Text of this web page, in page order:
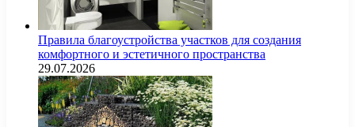
Правила благоустройства участков для создания
комфортного и эстетичного пространства
29.07.2026